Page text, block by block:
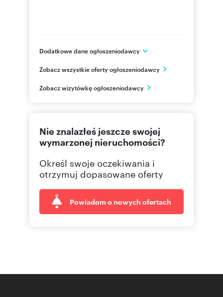
Dodatkowe dane ogłoszeniodawcy
Iława
PL
Zobacz wszystkie oferty ogłoszeniodawcy
Zobacz wizytówkę ogłoszeniodawcy
Nie znalazłeś jeszcze swojej
wymarzonej nieruchomości?
Określ swoje oczekiwania i
otrzymuj dopasowane oferty
Powiadom o nowych ofertach